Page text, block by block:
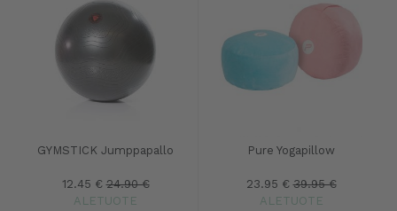
GYMSTICK Jumppapallo
12.45 € 24.90 €
ALETUOTE
Pure Yogapillow
23.95 € 39.95 €
ALETUOTE